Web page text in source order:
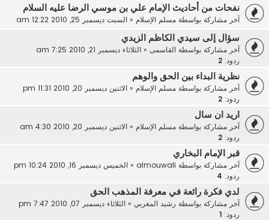
نفحات من أحاديث الإمام علي بن موسي الرضا عليه السلام
آخر مشاركة بواسطة مسلم الإسلام« السبت ديسمبر 25, 2010 12:22 am
سؤال إلى سيدي الكاظم الزيدي
آخر مشاركة بواسطة القاسمى « الثلاثاء ديسمبر 21, 2010 7:25 am
ردود: 2
نظرية البداء بين الحق والوهم
آخر مشاركة بواسطة مسلم الإسلام« الاثنين ديسمبر 20, 2010 11:31 pm
ردود: 2
اريد ان سال
آخر مشاركة بواسطة مسلم الإسلام« الاثنين ديسمبر 20, 2010 4:30 am
ردود: 2
قبر الإمام البخاري
آخر مشاركة بواسطة almouwali
« الخميس ديسمبر 16, 2010 10:24 pm
ردود: 4
لدي فكرة رائعة في معرفة المذهب الحق
آخر مشاركة بواسطة رشيد المغربي « الثلاثاء ديسمبر 07, 2010 7:47 pm
ردود: